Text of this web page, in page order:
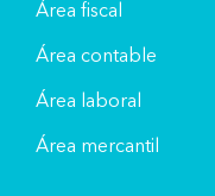
Área fiscal
Área contable
Área laboral
Área mercantil